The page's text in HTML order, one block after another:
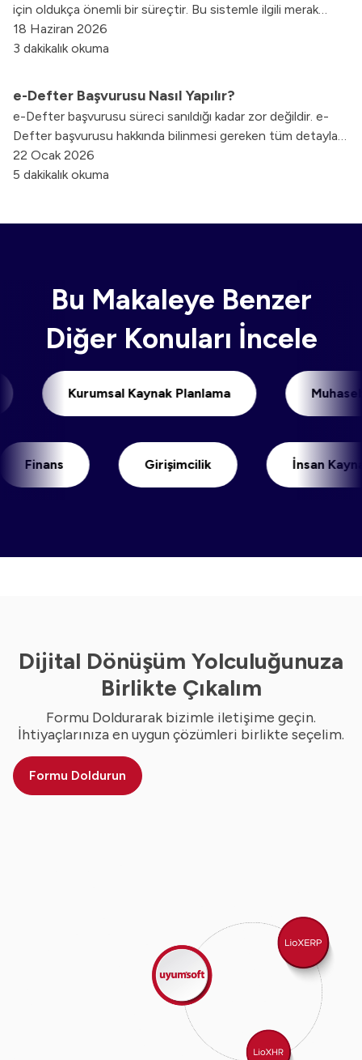
için oldukça önemli bir süreçtir. Bu sistemle ilgili merak
edilenleri blog yazımızda inceleyebilirsiniz.
18 Haziran 2026
3 dakikalık okuma
e-Defter Başvurusu Nasıl Yapılır?
e-Defter başvurusu süreci sanıldığı kadar zor değildir. e-
Defter başvurusu hakkında bilinmesi gereken tüm detayları
sizler için derledik.
22 Ocak 2026
5 dakikalık okuma
Bu Makaleye Benzer
Diğer Konuları İncele
Kurumsal Kaynak Planlama
Girişimcilik İnsan Kaynakları
Dijital Dönüşüm Yolculuğunuza
Birlikte Çıkalım
Formu Doldurarak bizimle iletişime geçin.
İhtiyaçlarınıza en uygun çözümleri birlikte seçelim.
Formu Doldurun